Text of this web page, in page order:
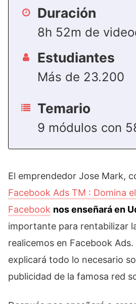
Duración
8h 52m de
Estudiantes
Más de 23.200
Temario
9 módulos con
El emprendedor Jose Mark,
Facebook Ads TM : Domina
Facebook nos enseñará en
importante para rentabilizar
realicemos en Facebook
explicará todo lo necesario
publicidad de la famosa red